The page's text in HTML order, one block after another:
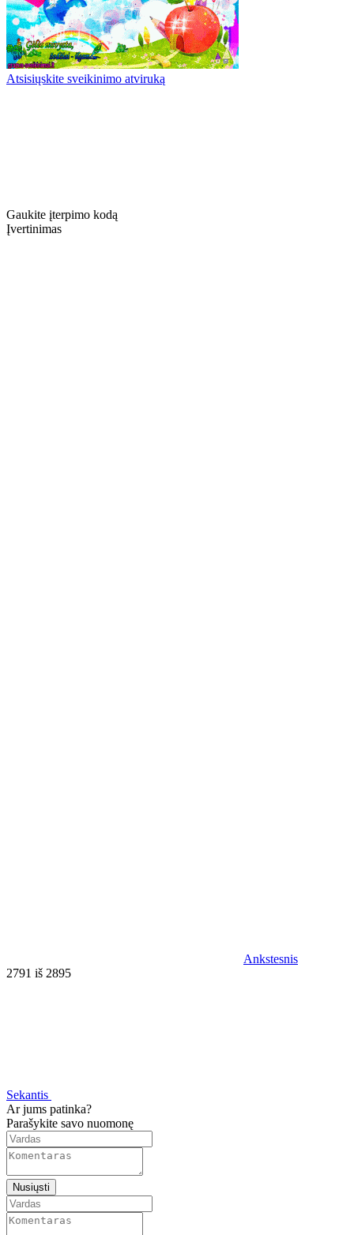
Atsisiųskite sveikinimo atviruką
Gaukite įterpimo kodą
Įvertinimas
Ankstesnis
2791 iš 2895
Sekantis
Ar jums patinka?
Parašykite savo nuomonę
Nusiųsti